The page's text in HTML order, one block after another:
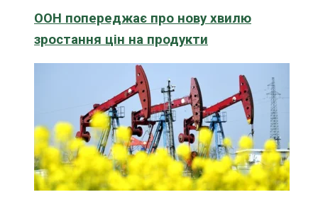
ООН попереджає про нову хвилю
зростання цін на продукти